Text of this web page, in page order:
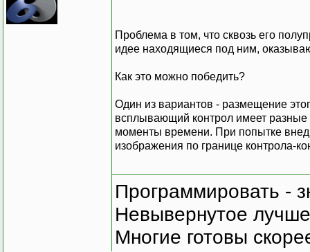
Проблема в том, что сквозь его
идее находящиеся под ним,
Как это можно победить?
Один из вариантов - размещение
всплывающий контрол имеет
моменты времени. При попытке
изображения по границе контрола-
Программировать -
Невывернутое
Многие готовы